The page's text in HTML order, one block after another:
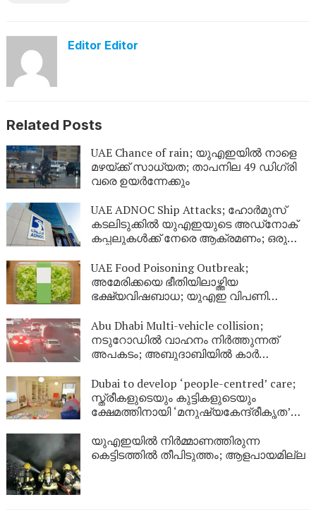
Editor Editor
Related Posts
UAE Chance of rain; യുഎഇയിൽ നാളെ
മഴയ്ക്ക് സാധ്യത; താപനില 49 ഡിഗ്രി
വരെ ഉയർന്നേക്കും
UAE ADNOC Ship Attacks; ഹോർമുസ്
കടലിടുക്കിൽ യുഎഇയുടെ അഡ്‌നോക്
കപ്പലുകൾക്ക് നേരെ ആക്രമണം; ഒരു
UAE Food Poisoning Outbreak;
അമേരിക്കയെ ഭീതിയിലാഴ്ത്തിയ
ഭക്ഷ്യവിഷബാധ; യുഎഇ വിപണി
Abu Dhabi Multi-vehicle collision;
നടുറോഡിൽ വാഹനം നിർത്തുന്നത്
അപകടം; അബുദാബിയിൽ കാർ
Dubai to develop ‘people-centred’ care;
സ്ത്രീകളുടെയും കുട്ടികളുടെയും
ക്ഷേമത്തിനായി ‘മനുഷ്യകേന്ദ്രീകൃത’
യുഎഇയിൽ നിർമ്മാണത്തിരുന്ന
കെട്ടിടത്തിൽ തീപിടുത്തം; ആളപായമില്ല